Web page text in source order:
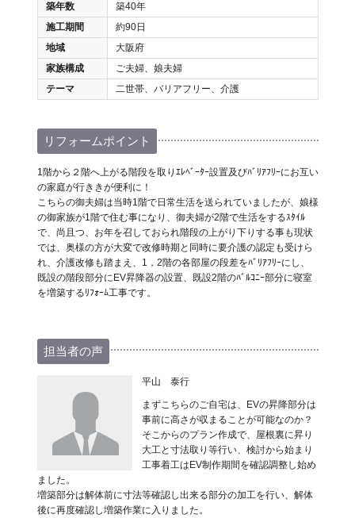
築年数
築40年
施工期間
約90日
地域
大阪府
家族構成
ご夫婦、娘夫婦
テーマ
二世帯、バリアフリー、介護
リフォームポイント
1階から２階へ上がる階段を取りｴﾚﾍﾞｰﾀｰ設置及びﾊﾞﾘｱﾌﾘｰにお互い
の家庭が行ききが便利に！
こちらの御夫婦は当時1階で日常生活を送られていましたが、娘様
の御家族が1階で住む事になり、御夫婦が2階で生活をするｽﾀｲﾙ
で、尚且つ、お年を召しておられ階段の上がり下りする事も現状
では、奥様の方が大変で改修時期と同時に要介護の認定も受けら
れ、介護改修も踏まえ、1，2階の各部屋の段差をﾊﾞﾘｱﾌﾘｰにし、
既設の階段部分にEV昇降器の設置、既設2階のﾊﾞﾙｺﾆｰ部分に寝室
を増築するﾘﾌｫｰﾑ工事です。
担当者の声
平山 泰行
まずこちらのご自宅は、EVの昇降部分は
事前に高さが収まることが可能なのか？
そこからのプラン作成で、屋根裏に昇り
大工と寸法取り等行い、検討から始まり
工事着工はEV制作期間を確認調整し始め
ました。
増築部分は解体前に寸法等確認し出来る部分の加工を行い、解体
後に再度確認し増築作業に入りました。